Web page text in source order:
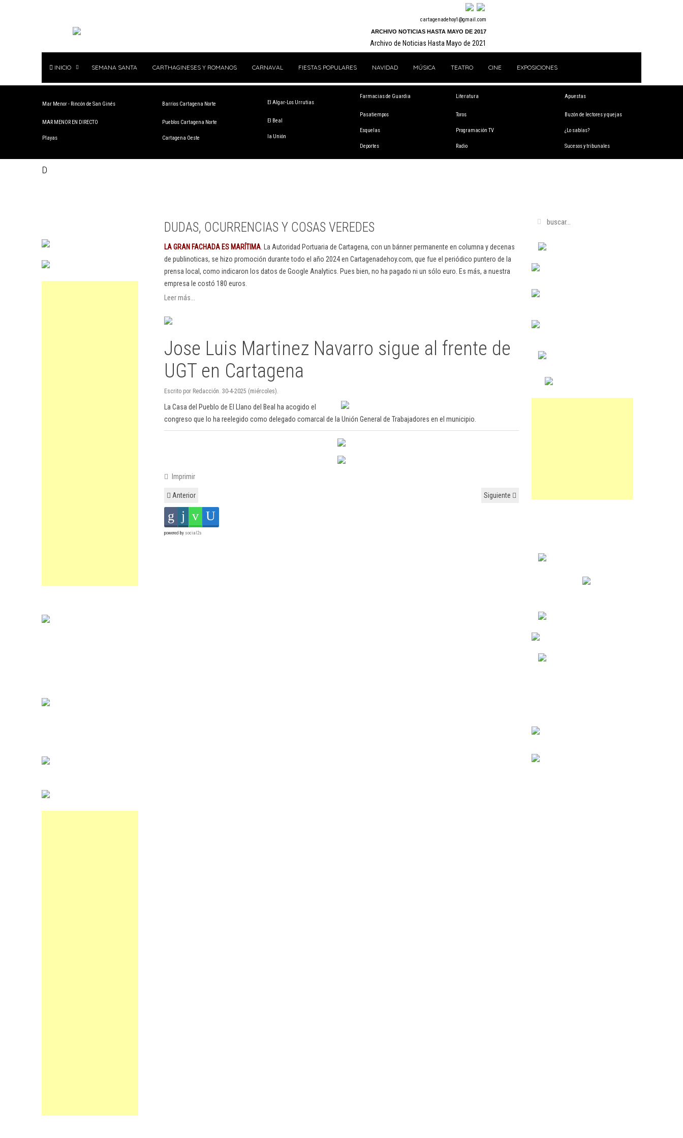
cartagenadehoy1@gmail.com
ARCHIVO NOTICIAS HASTA MAYO DE 2017
Archivo de Noticias Hasta Mayo de 2021
INICIO SEMANA SANTA CARTHAGINESES Y ROMANOS CARNAVAL FIESTAS POPULARES NAVIDAD MÚSICA TEATRO CINE EXPOSICIONES
Mar Menor - Rincón de San Ginés
MAR MENOR EN DIRECTO
Playas
Barrios Cartagena Norte
Pueblos Cartagena Norte
Cartagena Oeste
El Algar-Los Urrutias
El Beal
la Unión
Farmacias de Guardia
Pasatiempos
Esquelas
Deportes
Literatura
Toros
Programación TV
Radio
Apuestas
Buzón de lectores y quejas
¿Lo sabías?
Sucesos y tribunales
D
DUDAS, OCURRENCIAS Y COSAS VEREDES
LA GRAN FACHADA ES MARÍTIMA . La Autoridad Portuaria de Cartagena, con un bánner permanente en columna y decenas
de publinoticas, se hizo promoción durante todo el año 2024 en Cartagenadehoy.com, que fue el periódico puntero de la
prensa local, como indicaron los datos de Google Analytics. Pues bien, no ha pagado ni un sólo euro. Es más, a nuestra
empresa le costó 180 euros.
Leer más...
Jose Luis Martinez Navarro sigue al frente de
UGT en Cartagena
Escrito por Redacción. 30-4-2025 (miércoles).
La Casa del Pueblo de El Llano del Beal ha acogido el
congreso que lo ha reelegido como delegado comarcal de la Unión General de Trabajadores en el municipio.
Imprimir
Anterior Siguiente
powered by social2s